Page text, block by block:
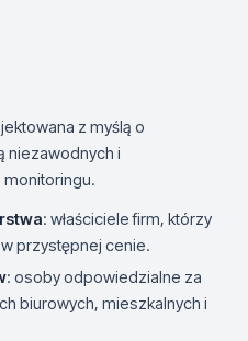
z myślą o
niezawodnych i
: właściciele firm, którzy
przystępnej cenie.
: osoby odpowiedzialne za
biurowych, mieszkalnych i